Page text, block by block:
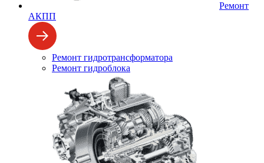
Ремонт
АКПП
Ремонт гидротрансформатора
Ремонт гидроблока